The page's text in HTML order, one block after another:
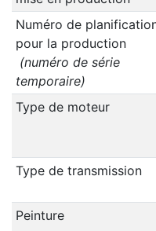
Numéro de
pour la production
(numéro de série
temporaire)
Type de moteur
Type de transmission
Peinture